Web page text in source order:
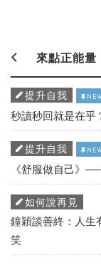
來點正能量
提升自我 NEW
秒讀秒回就是在乎
提升自我 NEW
《舒服做自己》
如何說再見
鐘穎談善終：人生
笑